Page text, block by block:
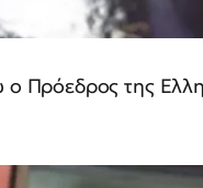
ο Πρόεδρος της